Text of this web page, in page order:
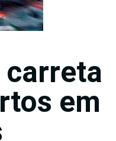
em